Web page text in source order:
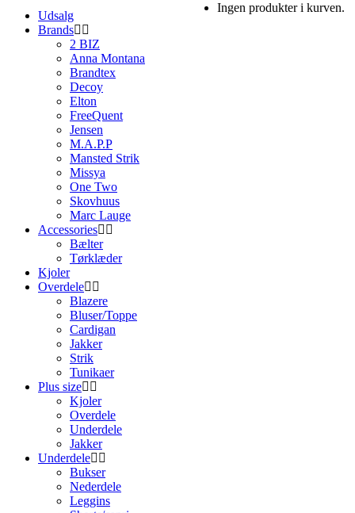
Ingen produkter i kurven.
Udsalg
Brands
2 BIZ
Anna Montana
Brandtex
Decoy
Elton
FreeQuent
Jensen
M.A.P.P
Mansted Strik
Missya
One Two
Skovhuus
Marc Lauge
Accessories
Bælter
Tørklæder
Kjoler
Overdele
Blazere
Bluser/Toppe
Cardigan
Jakker
Strik
Tunikaer
Plus size
Kjoler
Overdele
Underdele
Jakker
Underdele
Bukser
Nederdele
Leggins